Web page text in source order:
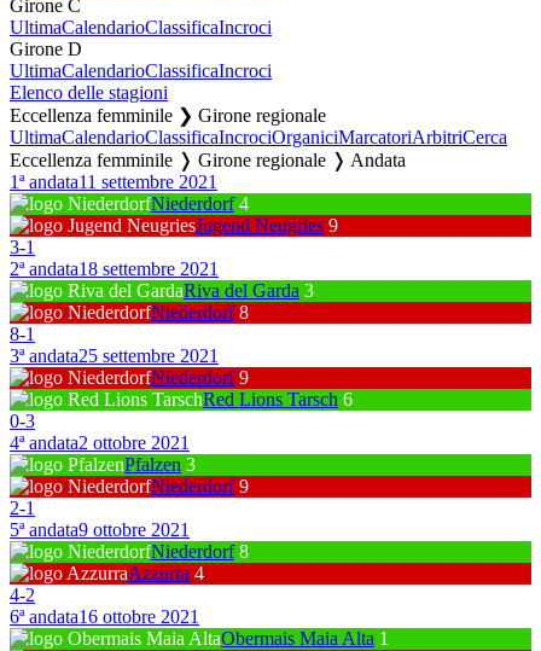
Girone C
UltimaCalendarioClassificaIncroci
Girone D
UltimaCalendarioClassificaIncroci
Elenco delle stagioni
Eccellenza femminile ❯ Girone regionale
UltimaCalendarioClassificaIncrociOrganiciMarcatoriArbitriCerca
Eccellenza femminile ❭ Girone regionale ❭ Andata
1ª andata11 settembre 2021
Niederdorf 4
Jugend Neugries 9
3-1
2ª andata18 settembre 2021
Riva del Garda 3
Niederdorf 8
8-1
3ª andata25 settembre 2021
Niederdorf 9
Red Lions Tarsch 6
0-3
4ª andata2 ottobre 2021
Pfalzen 3
Niederdorf 9
2-1
5ª andata9 ottobre 2021
Niederdorf 8
Azzurra 4
4-2
6ª andata16 ottobre 2021
Obermais Maia Alta 1